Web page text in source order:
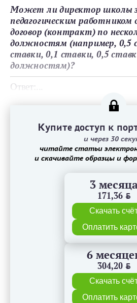
Может ли директор школы
педагогическим работником
договор (контракт) по
должностям (например, 0,5
ставки, 0,1 ставки, 0,5
должностям)?
Ответ:...
Купите доступ к
и через 30
читайте статьи
и скачивайте образцы и
3
171,36 BYN
Скачать
Оплатить
6
304,20 BYN
Скачать
Оплатить